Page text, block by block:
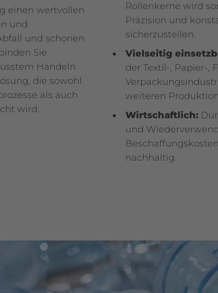
einen wertvollen
und
und schonen
Sie
Handeln
die sowohl
als auch
wird.
Rollenkerne wird
Präzision und
sicherzustellen.
Vielseitig
der Textil-, Papier-,
weiteren
Wirtschaftlich:
und
nachhaltig.